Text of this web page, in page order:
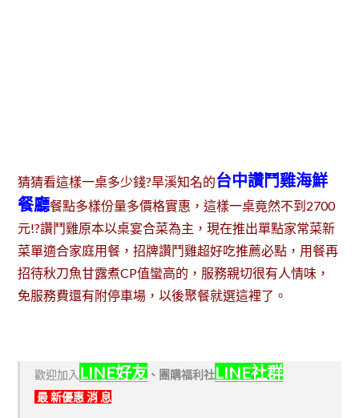
猜猜看這樣一桌多少錢?旱溪知名的台中讚鬥雞海鮮
餐廳餐點多樣份量多價格實惠，這樣一桌竟然不到2700
元!?讚鬥雞原本以桌宴合菜為主，現在推出單點家常菜新
菜單適合家庭用餐，招牌讚鬥雞超好吃推薦必點，用餐再
招待秋刀魚甘露煮CP值蠻高的，服務親切很有人情味，
免服務費還有附停車場，以後聚餐就選這裡了。
歡迎加入 LINE好友 、 團購福利社LINE社群
最 新優惠 消 息